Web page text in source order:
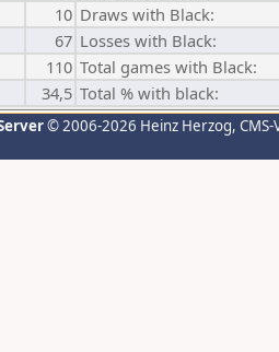
10 Draws with Black:
67 Losses with Black:
110 Total games with Black:
34,5 Total % with black:
© 2006-2026 Heinz Herzog,